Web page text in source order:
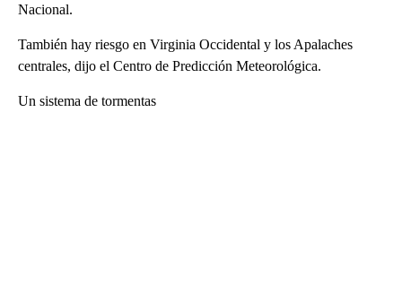
Nacional.
También hay riesgo en Virginia Occidental y los Apalaches
centrales, dijo el Centro de Predicción Meteorológica.
Un sistema de tormentas